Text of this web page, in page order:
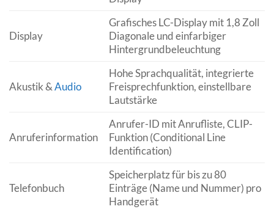
Display
Grafisches LC-Display mit 1,8 Zoll
Diagonale und einfarbiger
Hintergrundbeleuchtung
Akustik &Audio
Hohe Sprachqualität, integrierte
Freisprechfunktion, einstellbare
Lautstärke
Anruferinformation
Anrufer-ID mit Anrufliste, CLIP-
Funktion (Conditional Line
Identification)
Telefonbuch
Speicherplatz für bis zu 80
Einträge (Name und Nummer) pro
Handgerät